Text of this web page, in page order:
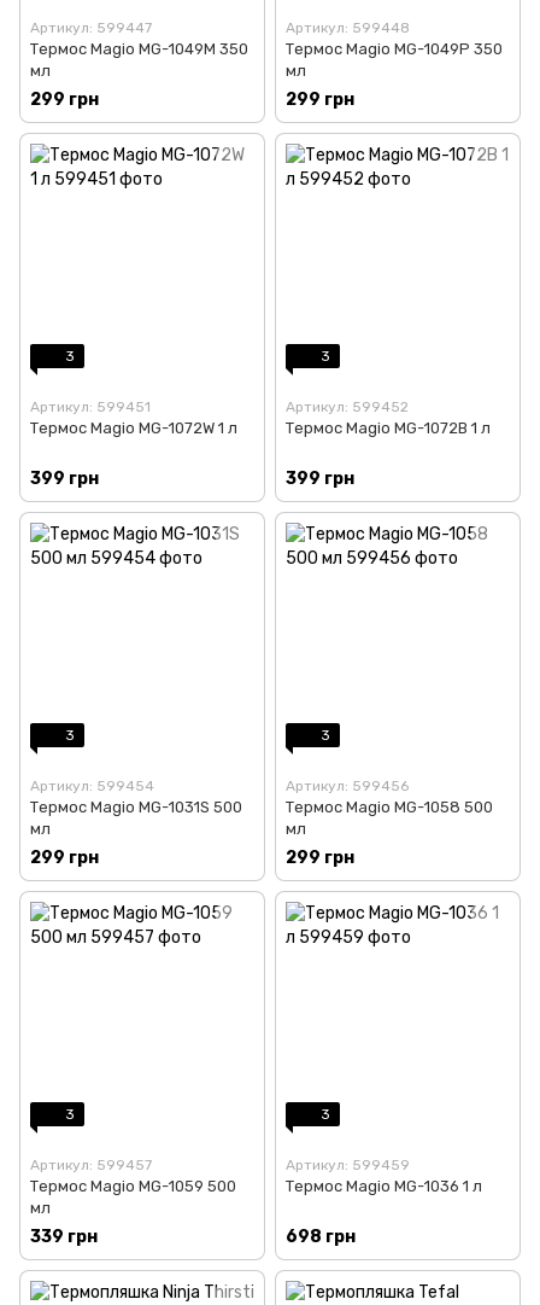
Артикул: 599447
Термос Magio MG-1049M 350
мл
299 грн
Артикул: 599448
Термос Magio MG-1049P 350
мл
299 грн
3
Артикул: 599451
Термос Magio MG-1072W 1 л
399 грн
3
Артикул: 599452
Термос Magio MG-1072B 1 л
399 грн
3
Артикул: 599454
Термос Magio MG-1031S 500
мл
299 грн
3
Артикул: 599456
Термос Magio MG-1058 500
мл
299 грн
3
Артикул: 599457
Термос Magio MG-1059 500
мл
339 грн
3
Артикул: 599459
Термос Magio MG-1036 1 л
698 грн